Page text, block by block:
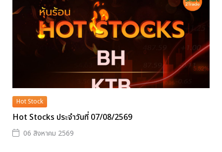
Hot Stock
Hot Stocks ประจำวันที่ 07/08/2569
06 สิงหาคม 2569